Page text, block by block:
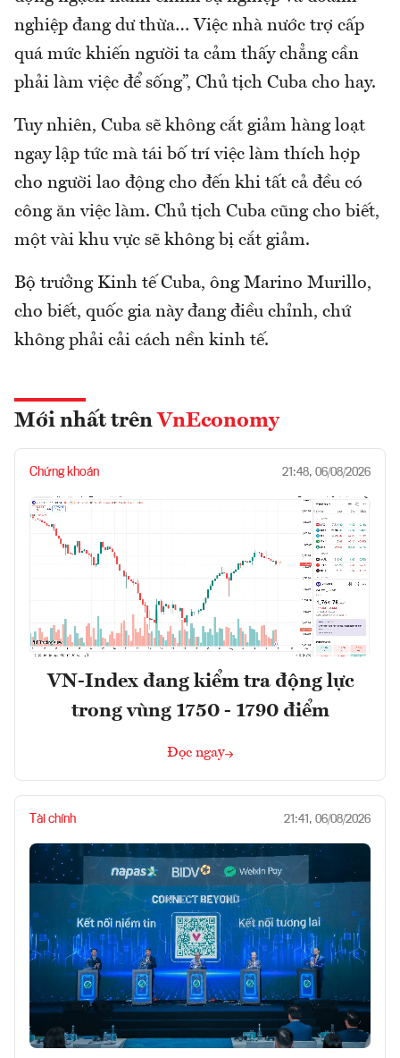
nghiệp đang dư thừa… Việc nhà nước trợ cấp
quá mức khiến người ta cảm thấy chẳng cần
phải làm việc để sống”, Chủ tịch Cuba cho hay.
Tuy nhiên, Cuba sẽ không cắt giảm hàng loạt
ngay lập tức mà tái bố trí việc làm thích hợp
cho người lao động cho đến khi tất cả đều có
công ăn việc làm. Chủ tịch Cuba cũng cho biết,
một vài khu vực sẽ không bị cắt giảm.
Bộ trưởng Kinh tế Cuba, ông Marino Murillo,
cho biết, quốc gia này đang điều chỉnh, chứ
không phải cải cách nền kinh tế.
Mới nhất trên VnEconomy
Chứng khoán 21:48, 06/08/2026
VN-Index đang kiểm tra động lực
trong vùng 1750 - 1790 điểm
Đọc ngay
Tài chính 21:41, 06/08/2026